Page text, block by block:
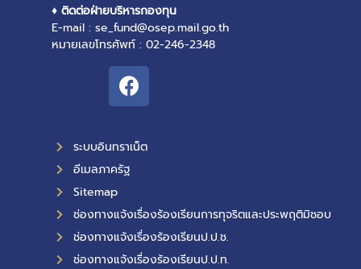
♦ ติดต่อฝ่ายบริหารกองทุน
E-mail : se_fund@osep.mail.go.th
หมายเลขโทรศัพท์ : 02-246-2348
ระบบอินทราเน็ต
อีเมลภาครัฐ
Sitemap
ช่องทางแจ้งเรื่องร้องเรียนการทุจริตและประพฤติมิชอบ
ช่องทางแจ้งเรื่องร้องเรียนป.ป.ช.
ช่องทางแจ้งเรื่องร้องเรียนป.ป.ท.